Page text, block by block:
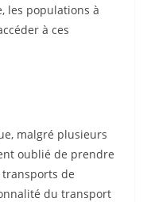
les populations à
à ces
malgré plusieurs
oublié de prendre
de
du transport